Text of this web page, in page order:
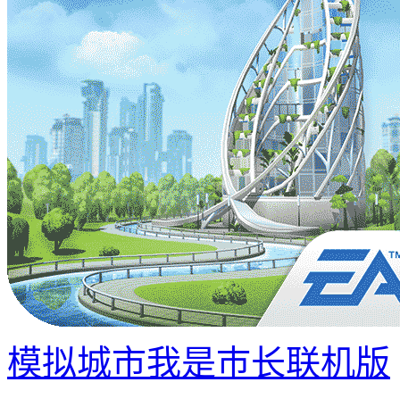
模拟城市我是巿长联机版